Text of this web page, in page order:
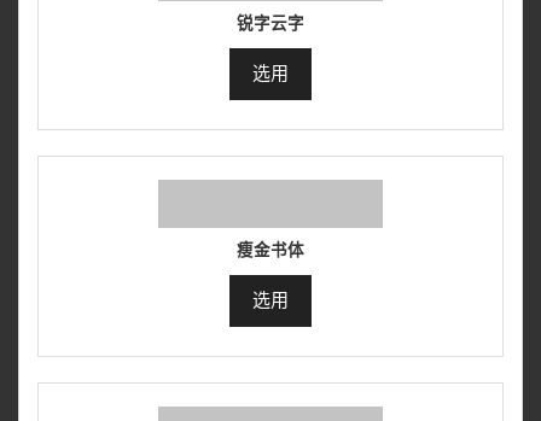
锐字云字
选用
瘦金书体
选用